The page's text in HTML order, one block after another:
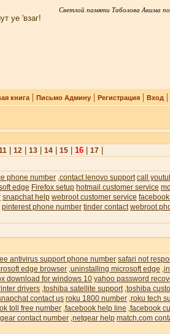
Светлой памяти Таболова Акима
уе 'взаг!
книга| Письмо Админу| Регистрация| Вход |
| 12| 13| 14| 15| 16| 17|
phone number contact lenovo support call
edge Firefox setup hotmail customer service
snapchat help webroot customer service
pinterest phone number tinder contact webroot
antivirus support phone number safari not
edge browser uninstalling microsoft edge
download for windows 10 yahoo password
drivers toshiba satellite support toshiba
contact us roku 1800 number roku tech
toll free number facebook help line facebook
contact number netgear help match.com